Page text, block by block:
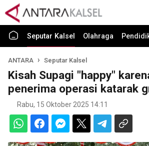
Seputar Kalsel Olahraga
ANTARA Seputar Kalsel
Kisah Supagi "happy"
penerima operasi katarak
Rabu, 15 Oktober 2025 14:11